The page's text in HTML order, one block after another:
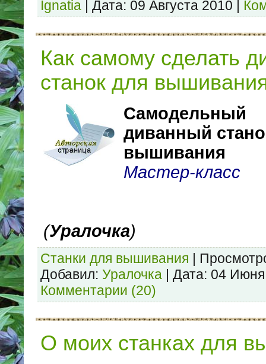
Ignatia Дата: 09 Августа 2010
Как самому сделать
станок для
Самодельный
диванный
вышивания
Мастер-класс
(Уралочка)
Станки для вышивания |
Добавил: Уралочка | Дата: 04
Комментарии (20)
О моих станках для